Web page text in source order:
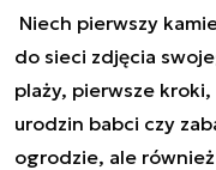
Niech pierwszy
do sieci zdjęcia
plaży, pierwsze
urodzin babci czy
ogrodzie, ale